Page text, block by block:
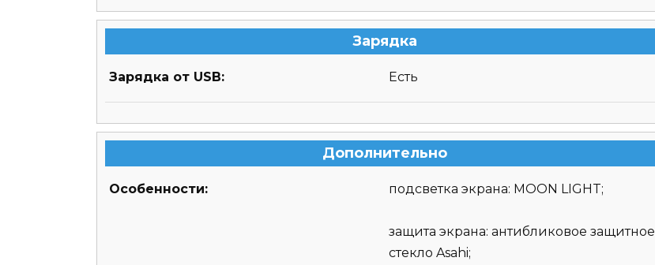
Зарядка
Зарядка от USB: Есть
Дополнительно
Особенности: подсветка экрана: MOON LIGHT;
защита экрана: антибликовое защитное
стекло Asahi;